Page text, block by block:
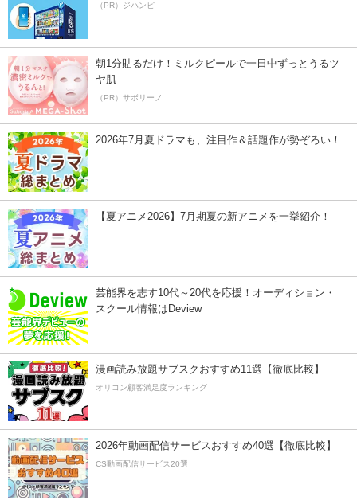
（PR）ジハンピ
朝1分貼るだけ！ミルクピールで一日中ずっとうるツ
ヤ肌
（PR）サボリーノ
2026年7月夏ドラマも、注目作＆話題作が勢ぞろい！
【夏アニメ2026】7月期夏の新アニメを一挙紹介！
芸能界を志す10代～20代を応援！オーディション・
スクール情報はDeview
漫画読み放題サブスクおすすめ11選【徹底比較】
オリコン顧客満足度ランキング
2026年動画配信サービスおすすめ40選【徹底比較】
CS動画配信サービス20選